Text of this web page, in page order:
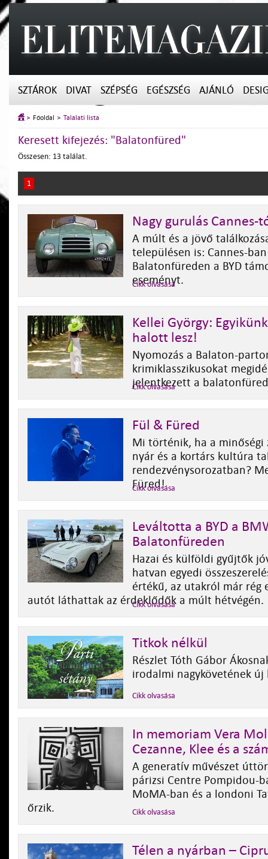
SZTÁROK DIVAT SZÉPSÉG EGÉSZSÉG AJÁNLÓ
Főoldal Találati lista
Keresett kifejezés: "Balatonfüred"
Összesen: 13 találat.
1
Nagy gurulás Cannes-
A múlt és a jövő
településen is: Cannes-
Balatonfüreden a BYD
eseményt.
Cikk olvasása
Kellei György:
halott lesz!
Nyomozás a Balaton-
krimiklasszikusokat
jelentkezett a
Cikk olvasása
Fül & Füred
Mi történik, ha a minőségi
nyár és a kortárs kultúra
rendezvénysorozatban?
Füred!
Cikk olvasása
Leváltotta a BYD a
Balatonfüreden
Hazai és külföldi gyűjtők
hatvan egyedi
értékű, az utakról már rég
autót láthattak az érdeklődők a múlt hétvégén.
Cikk olvasása
Titkok nélkül
Részlet Tóth Gábor
irodalmi nagykövetének új
Cikk olvasása
In memoriam Vera
Cezanne, Klee és a
A generatív művészet
párizsi Centre Pompidou-
MoMA-ban és a londoni
őrzik.
Cikk olvasása
Télen a nyárban –